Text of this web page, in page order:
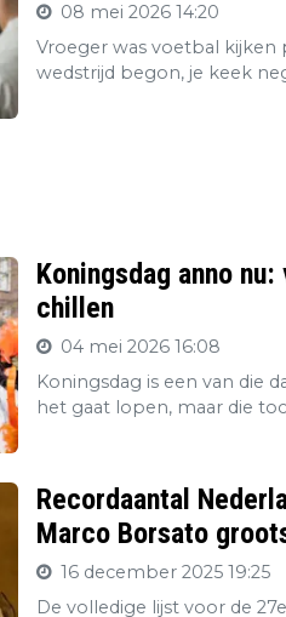
08 mei 2026 14:20
Vroeger was voetbal kijken
wedstrijd begon, je keek
Koningsdag anno
chillen
04 mei 2026 16:08
Koningsdag is een van die
het gaat lopen, maar die
Recordaantal
Marco Borsato
16 december 2025 19:25
De volledige lijst voor de